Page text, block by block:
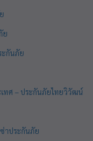
ย
ะกันภัย
ทศ – ประกันภัยไทยวิวัฒน์
าประกันภัย